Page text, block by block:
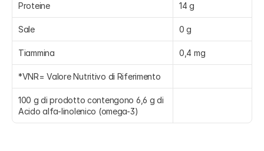
Proteine 14 g
Sale 0 g
Tiammina 0,4 mg
*VNR= Valore Nutritivo di Riferimento
100 g di prodotto contengono 6,6 g di
Acido alfa-linolenico (omega-3)